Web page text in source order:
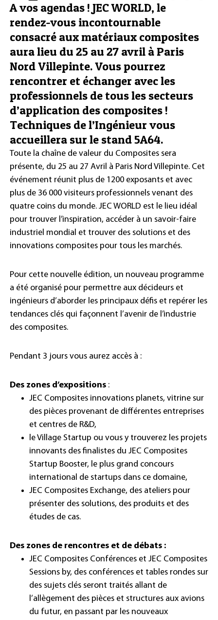
A vos agendas ! JEC WORLD, le
rendez-vous incontournable
consacré aux matériaux composites
aura lieu du 25 au 27 avril à Paris
Nord Villepinte. Vous pourrez
rencontrer et échanger avec les
professionnels de tous les secteurs
d’application des composites !
Techniques de l’Ingénieur vous
accueillera sur le stand 5A64.
Toute la chaîne de valeur du Composites sera
présente, du 25 au 27 Avril à Paris Nord Villepinte. Cet
événement réunit plus de 1200 exposants et avec
plus de 36 000 visiteurs professionnels venant des
quatre coins du monde. JEC WORLD est le lieu idéal
pour trouver l’inspiration, accéder à un savoir-faire
industriel mondial et trouver des solutions et des
innovations composites pour tous les marchés.
Pour cette nouvelle édition, un nouveau programme
a été organisé pour permettre aux décideurs et
ingénieurs d’aborder les principaux défis et repérer les
tendances clés qui façonnent l’avenir de l’industrie
des composites.
Pendant 3 jours vous aurez accès à :
Des zones d’expositions :
JEC Composites innovations planets, vitrine sur
des pièces provenant de différentes entreprises
et centres de R&D,
le Village Startup ou vous y trouverez les projets
innovants des finalistes du JEC Composites
Startup Booster, le plus grand concours
international de startups dans ce domaine,
JEC Composites Exchange, des ateliers pour
présenter des solutions, des produits et des
études de cas.
Des zones de rencontres et de débats :
JEC Composites Conférences et JEC Composites
Sessions by, des conférences et tables rondes sur
des sujets clés seront traités allant de
l’allègement des pièces et structures aux avions
du futur, en passant par les nouveaux